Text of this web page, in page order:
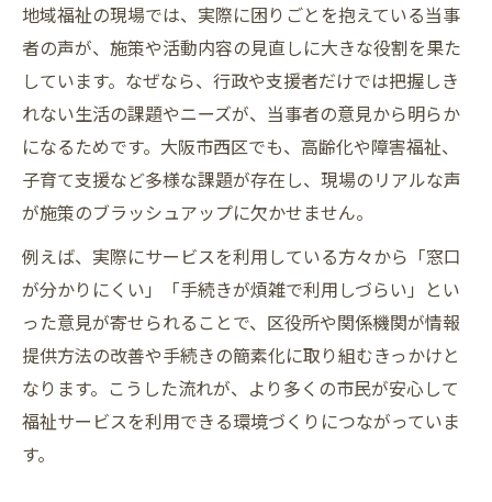
広聴制度を利用した当事者の意見反映法
自分の声を行政へ活かすために知っておきたい
こと
当事者が行政へ意見する際の基本知識
市民の声が行政に届くまでの流れを解説
当事者が意見提出時に注意すべきポイント
意見提出後の回答や対応を確認する方法
市民の声が地域づくりに与える影響を深掘り
当事者の意見が地域づくりを変える力とは
市民の声が政策決定に与える影響を探る
当事者視点がまちづくりで果たす役割解説
地域福祉の現場では、実際に困りごとを抱えている当事
者の声が、施策や活動内容の見直しに大きな役割を果た
しています。なぜなら、行政や支援者だけでは把握しき
れない生活の課題やニーズが、当事者の意見から明らか
になるためです。大阪市西区でも、高齢化や障害福祉、
子育て支援など多様な課題が存在し、現場のリアルな声
が施策のブラッシュアップに欠かせません。
例えば、実際にサービスを利用している方々から「窓口
が分かりにくい」「手続きが煩雑で利用しづらい」とい
った意見が寄せられることで、区役所や関係機関が情報
提供方法の改善や手続きの簡素化に取り組むきっかけと
なります。こうした流れが、より多くの市民が安心して
福祉サービスを利用できる環境づくりにつながっていま
す。